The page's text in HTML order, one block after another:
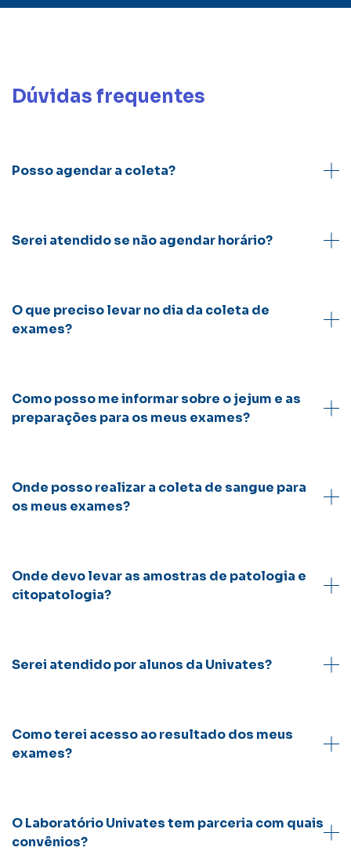
Dúvidas frequentes
Posso agendar a coleta?
Serei atendido se não agendar horário?
O que preciso levar no dia da coleta de
exames?
Como posso me informar sobre o jejum e as
preparações para os meus exames?
Onde posso realizar a coleta de sangue para
os meus exames?
Onde devo levar as amostras de patologia e
citopatologia?
Serei atendido por alunos da Univates?
Como terei acesso ao resultado dos meus
exames?
O Laboratório Univates tem parceria com quais
convênios?